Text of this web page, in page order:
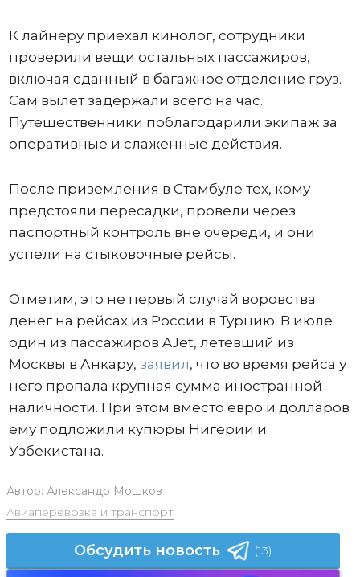
К лайнеру приехал кинолог, сотрудники
проверили вещи остальных пассажиров,
включая сданный в багажное отделение груз.
Сам вылет задержали всего на час.
Путешественники поблагодарили экипаж за
оперативные и слаженные действия.
После приземления в Стамбуле тех, кому
предстояли пересадки, провели через
паспортный контроль вне очереди, и они
успели на стыковочные рейсы.
Отметим, это не первый случай воровства
денег на рейсах из России в Турцию. В июле
один из пассажиров AJet, летевший из
Москвы в Анкару, заявил, что во время рейса у
него пропала крупная сумма иностранной
наличности. При этом вместо евро и долларов
ему подложили купюры Нигерии и
Узбекистана.
Автор: Александр Мошков
Авиаперевозка и транспорт
Обсудить новость (13)